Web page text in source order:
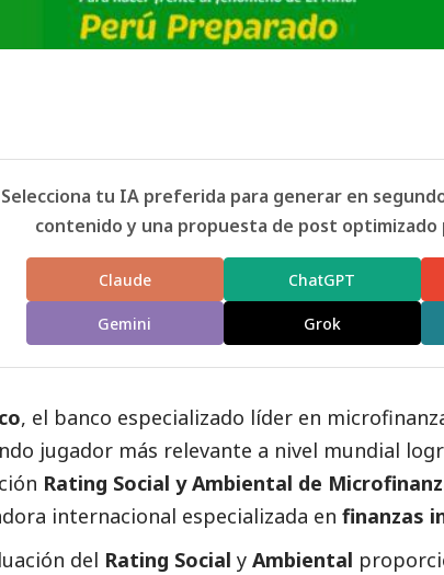
tu IA preferida para generar en
contenido y una propuesta de post optimizado
Claude ChatGPT
Gemini Grok
, el banco especializado líder en
jugador más relevante a nivel mundial
Rating Social y Ambiental de
internacional especializada en finanzas
del Rating Social y Ambiental